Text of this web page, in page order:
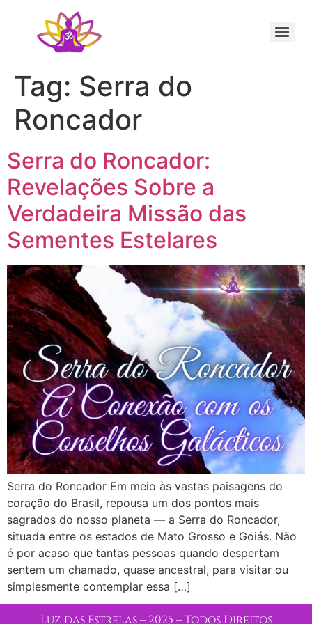
Tag: Serra do
Roncador
Serra do Roncador:
Revelações Sobre a
Verdadeira Missão das
Sementes Estelares
Serra do Roncador Em meio às vastas paisagens do
coração do Brasil, repousa um dos pontos mais
sagrados do nosso planeta — a Serra do Roncador,
situada entre os estados de Mato Grosso e Goiás. Não
é por acaso que tantas pessoas quando despertam
sentem um chamado, quase ancestral, para visitar ou
simplesmente contemplar essa […]
Luz das Estrelas – 2025 – Todos Direitos